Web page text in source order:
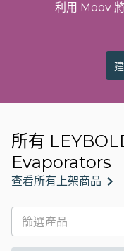
利用 Moov
所有
Evaporators
查看所有上架商品